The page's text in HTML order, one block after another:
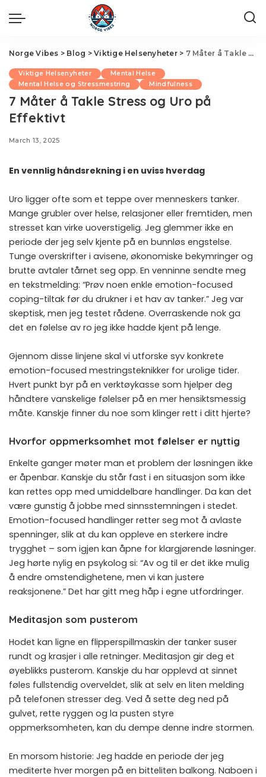
Norge Vibes > Blog >Viktige Helsenyheter> 7 Måter å Takle Stress og Uro på Effektivt
Viktige Helsenyheter
Mental Helse
Mental Helse og Stressmestring
Mindfulness
7 Måter å Takle Stress og Uro på
Effektivt
March 13, 2025
En vennlig håndsrekning i en uviss hverdag
Uro ligger ofte som et teppe over menneskers tanker.
Mange grubler over helse, relasjoner eller fremtiden, men
stresset kan virke uoverstigelig. Jeg glemmer ikke en
periode der jeg selv kjente på en bunnløs engstelse.
Tunge overskrifter i avisene, økonomiske bekymringer og
brutte avtaler tårnet seg opp. En venninne sendte meg
en tekstmelding: “Prøv noen enkle emotion-focused
coping-tiltak før du drukner i et hav av tanker.” Jeg var
skeptisk, men jeg testet rådene. Overraskende nok ga
det en følelse av ro jeg ikke hadde kjent på lenge.
Gjennom disse linjene skal vi utforske syv konkrete
emotion-focused mestringsteknikker for urolige tider.
Hvert punkt byr på en verktøykasse som hjelper deg
håndtere vanskelige følelser på en mer hensiktsmessig
måte. Kanskje finner du noe som klinger rett i ditt hjerte?
Hvorfor oppmerksomhet mot følelser er nyttig
Enkelte ganger møter man et problem der løsningen ikke
er åpenbar. Kanskje du står fast i en situasjon som ikke
kan rettes opp med umiddelbare handlinger. Da kan det
være gunstig å jobbe med sinnsstemningen i stedet.
Emotion-focused handlinger retter seg mot å avlaste
spenninger, slik at du kan oppleve en sterkere indre
trygghet – som igjen kan åpne for klargjørende løsninger.
Jeg hørte nylig en psykolog si: “Av og til er det ikke mulig
å endre omstendighetene, men vi kan justere
reaksjonene.” Det har gitt meg håp i egne utfordringer.
Meditasjon som pusterom
Hodet kan ligne en flipperspillmaskin der tanker suser
rundt og krasjer i alle retninger. Meditasjon gir deg et
øyeblikks pusterom. Kanskje du har opplevd at sinnet
føles fullstendig overveldet, slik at selv en liten melding
på telefonen stresser deg. Ved å sette deg ned på
gulvet, rette ryggen og la pusten styre
oppmerksomheten, kan du dempe denne indre stormen.
En morsom historie: Jeg hadde en periode der jeg
mediterte hver morgen på en bitteliten balkong. Naboen i